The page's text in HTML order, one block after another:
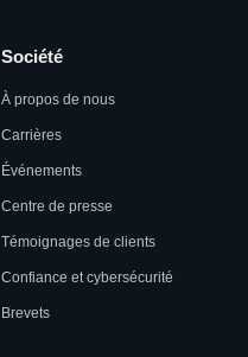
Société
À propos de nous
Carrières
Événements
Centre de presse
Témoignages de clients
Confiance et cybersécurité
Brevets